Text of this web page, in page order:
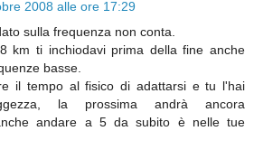
2008 alle ore 17:29
sulla frequenza non conta.
km ti inchiodavi prima della fine anche
basse.
il tempo al fisico di adattarsi e tu l'hai
la prossima andrà ancora
andare a 5 da subito è nelle tue